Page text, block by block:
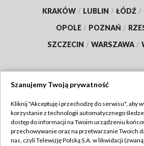
KRAKÓW / LUBLIN / ŁÓDŹ /
OPOLE / POZNAŃ /
SZCZECIN / WARSZAWA /
TVP
Abonament TVP
Regulamin TVP
Szanujemy Twoją prywatność
Kliknij "Akceptuję i przechodzę do serwisu", aby
korzystanie z technologii automatycznego
dostęp do informacji na Twoim urządzeniu
przechowywanie oraz na przetwarzanie Twoich
nas, czyli Telewizję Polską S.A. w likwidacji